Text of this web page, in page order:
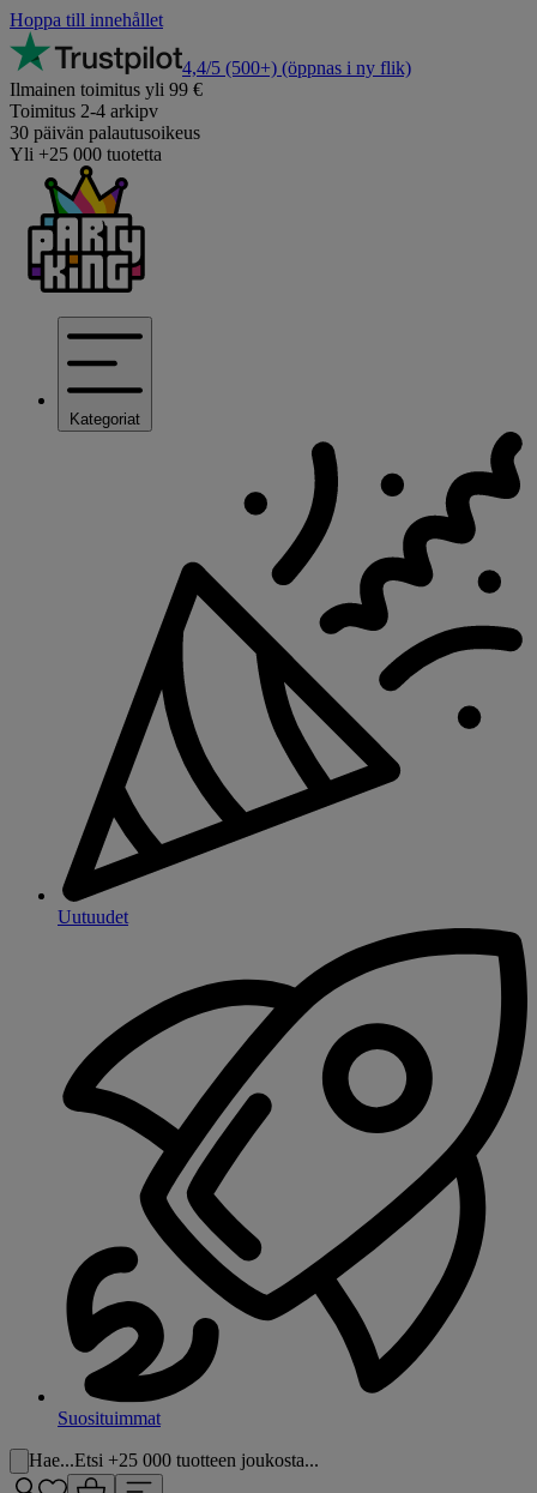
Hoppa till innehållet
4,4/5 (500+) (öppnas i ny flik)
Ilmainen toimitus yli 99 €
Toimitus 2-4 arkipv
30 päivän palautusoikeus
Yli +25 000 tuotetta
Kategoriat
Uutuudet
Suosituimmat
Hae...Etsi +25 000 tuotteen joukosta...